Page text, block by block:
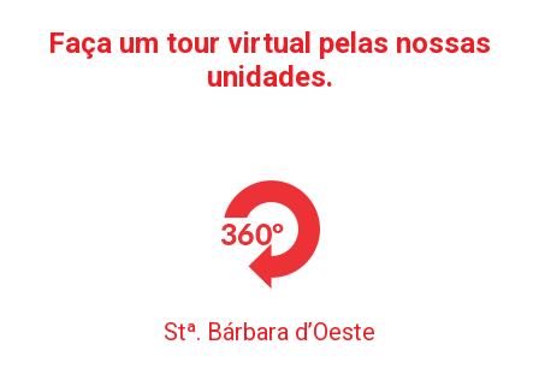
Faça um tour virtual pelas nossas
unidades.
Stª. Bárbara d’Oeste